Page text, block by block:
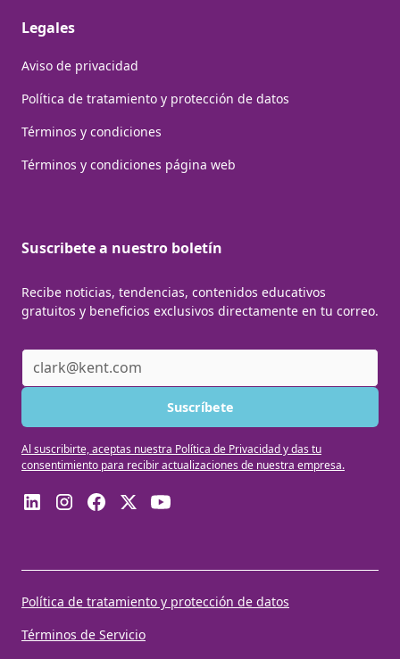
Legales
Aviso de privacidad
Política de tratamiento y protección de datos
Términos y condiciones
Términos y condiciones página web
Suscribete a nuestro boletín
Recibe noticias, tendencias, contenidos educativos
gratuitos y beneficios exclusivos directamente en tu correo.
Al suscribirte, aceptas nuestra Política de Privacidad y das tu
consentimiento para recibir actualizaciones de nuestra empresa.
Política de tratamiento y protección de datos
Términos de Servicio